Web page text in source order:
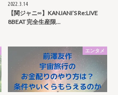
2022.3.14
【関ジャニ∞】KANJANI’S Re:LIVE
8BEAT 完全生産限…
エンタメ